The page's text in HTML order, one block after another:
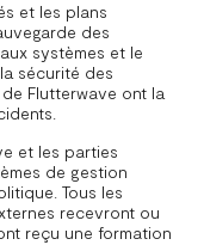
et les plans
des
systèmes et le
sécurité des
Flutterwave ont la
et les parties
de gestion
Tous les
recevront ou
reçu une formation